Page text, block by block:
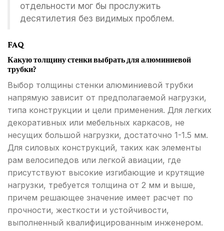
отдельности мог бы прослужить
десятилетия без видимых проблем.
FAQ
Какую толщину стенки выбрать для алюминиевой
трубки?
Выбор толщины стенки алюминиевой трубки
напрямую зависит от предполагаемой нагрузки,
типа конструкции и цели применения. Для легких
декоративных или мебельных каркасов, не
несущих большой нагрузки, достаточно 1-1.5 мм.
Для силовых конструкций, таких как элементы
рам велосипедов или легкой авиации, где
присутствуют высокие изгибающие и крутящие
нагрузки, требуется толщина от 2 мм и выше,
причем решающее значение имеет расчет по
прочности, жесткости и устойчивости,
выполненный квалифицированным инженером.